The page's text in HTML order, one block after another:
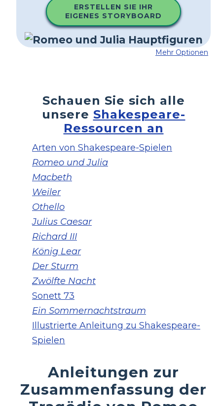
ERSTELLEN SIE IHR
EIGENES STORYBOARD
Mehr Optionen
Schauen Sie sich alle
unsere Shakespeare-
Ressourcen an
Arten von Shakespeare-Spielen
Romeo und Julia
Macbeth
Weiler
Othello
Julius Caesar
Richard III
König Lear
Der Sturm
Zwölfte Nacht
Sonett 73
Ein Sommernachtstraum
Illustrierte Anleitung zu Shakespeare-
Spielen
Anleitungen zur
Zusammenfassung der